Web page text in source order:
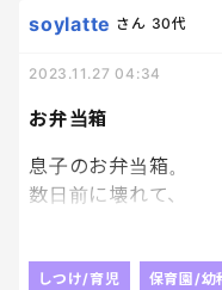
お弁当箱
soylatte さん 30代
2023.11.27 04:34
息子のお弁当箱。
数日前に壊れて、
買いに行かなきゃね
ん？どゆこと？って
しつけ/育児 保育園/幼